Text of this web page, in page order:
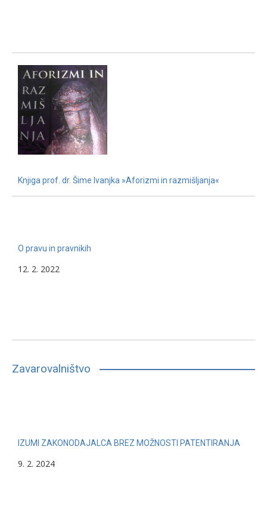
Knjiga prof. dr. Šime Ivanjka »Aforizmi in razmišljanja«
O pravu in pravnikih
12. 2. 2022
Zavarovalništvo
IZUMI ZAKONODAJALCA BREZ MOŽNOSTI PATENTIRANJA
9. 2. 2024